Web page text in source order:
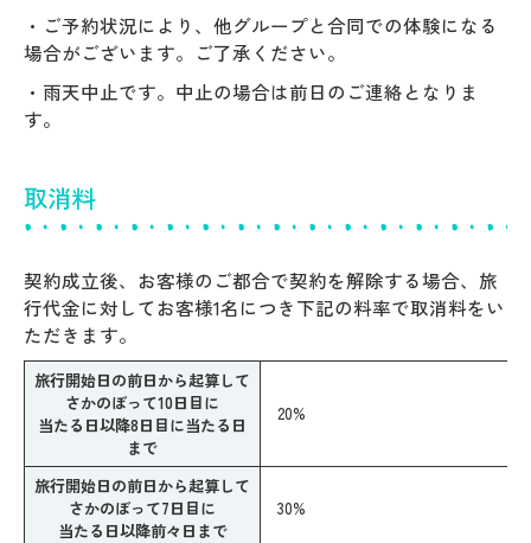
・ご予約状況により、他グループと合同での体験になる
場合がございます。ご了承ください。
・雨天中止です。中止の場合は前日のご連絡となりま
す。
取消料
契約成立後、お客様のご都合で契約を解除する場合、旅
行代金に対してお客様1名につき下記の料率で取消料をい
ただきます。
旅行開始日の前日から起算して
さかのぼって10日目に
当たる日以降8日目に当たる日
まで
20%
旅行開始日の前日から起算して
さかのぼって7日目に
当たる日以降前々日まで
30%